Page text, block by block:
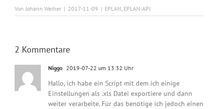
VonJohann Weiher | 2017-11-09 | EPLAN, EPLAN-API
2 Kommentare
Niggo 2019-07-22 um 13:32 Uhr
Hallo, ich habe ein Script mit dem ich einige
Einstellungen als .xls Datei exportiere und dann
weiter verarbeite. Für das benötige ich jedoch einen